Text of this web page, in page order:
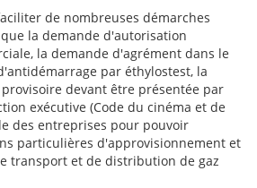
de nombreuses démarches
la demande d'autorisation
la demande d'agrément dans le
par éthylostest, la
devant être présentée par
exécutive (Code du cinéma et de
des entreprises pour pouvoir
particulières d'approvisionnement et
transport et de distribution de gaz